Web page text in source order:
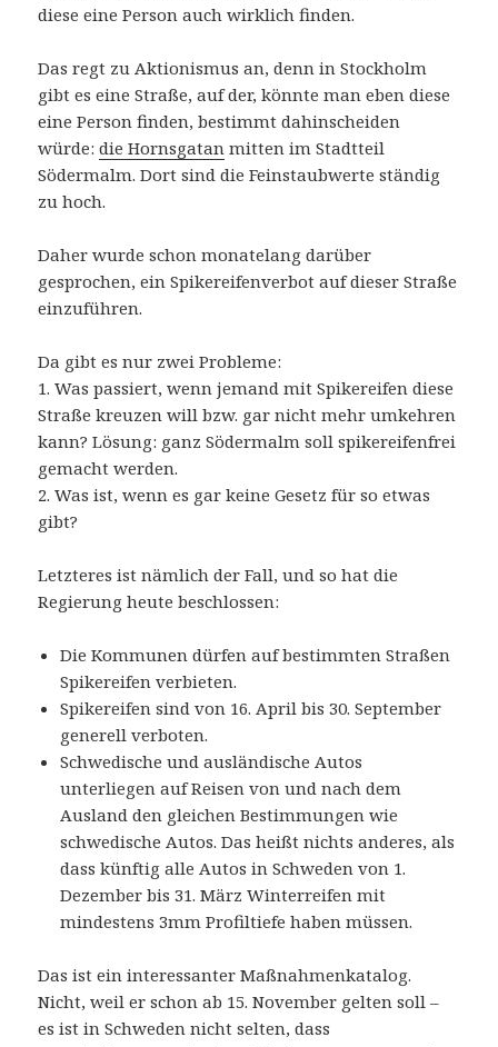
diese eine Person auch wirklich finden.
Das regt zu Aktionismus an, denn in Stockholm
gibt es eine Straße, auf der, könnte man eben diese
eine Person finden, bestimmt dahinscheiden
würde:die Hornsgatan mitten im Stadtteil
Södermalm. Dort sind die Feinstaubwerte ständig
zu hoch.
Daher wurde schon monatelang darüber
gesprochen, ein Spikereifenverbot auf dieser Straße
einzuführen.
Da gibt es nur zwei Probleme:
1. Was passiert, wenn jemand mit Spikereifen diese
Straße kreuzen will bzw. gar nicht mehr umkehren
kann? Lösung: ganz Södermalm soll spikereifenfrei
gemacht werden.
2. Was ist, wenn es gar keine Gesetz für so etwas
gibt?
Letzteres ist nämlich der Fall, und so hat die
Regierung heute beschlossen:
Die Kommunen dürfen auf bestimmten Straßen
Spikereifen verbieten.
Spikereifen sind von 16. April bis 30. September
generell verboten.
Schwedische und ausländische Autos
unterliegen auf Reisen von und nach dem
Ausland den gleichen Bestimmungen wie
schwedische Autos. Das heißt nichts anderes, als
dass künftig alle Autos in Schweden von 1.
Dezember bis 31. März Winterreifen mit
mindestens 3mm Profiltiefe haben müssen.
Das ist ein interessanter Maßnahmenkatalog.
Nicht, weil er schon ab 15. November gelten soll –
es ist in Schweden nicht selten, dass